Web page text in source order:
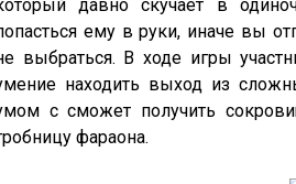
давно скучает в
ему в руки, иначе вы
выбраться. В ходе игры
находить выход из
с сможет получить
фараона.